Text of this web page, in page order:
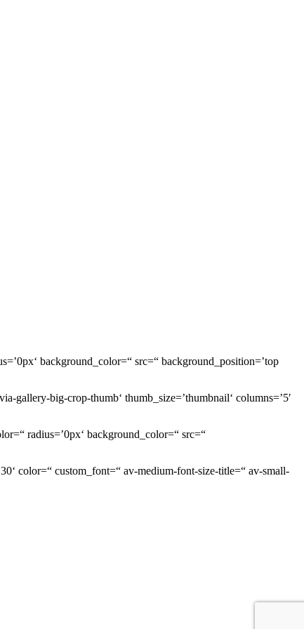
background_color=“ src=“ background_position=’top
gallery-big-crop-thumb‘ thumb_size=’thumbnail‘ columns=’5′
radius=’0px‘ background_color=“ src=“
color=“ custom_font=“ av-medium-font-size-title=“ av-small-